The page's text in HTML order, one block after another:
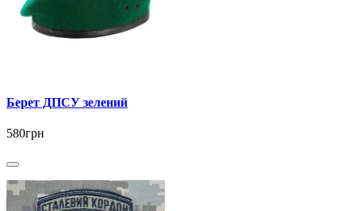
Берет ДПСУ зелений
580грн